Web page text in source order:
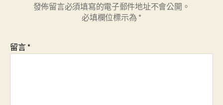
發佈留言必須填寫的電子郵件地址不會公開。
必填欄位標示為 *
留言*